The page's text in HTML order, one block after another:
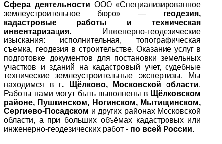
Сфера деятельности ООО «Специализированное
землеустроительное бюро» — геодезия,
кадастровые работы и техническая
инвентаризация. Инженерно-геодезические
изыскания: исполнительная, топографическая
съемка, геодезия в строительстве. Оказание услуг в
подготовке документов для постановки земельных
участков и зданий на кадастровый учет, судебные
технические землеустроительные экспертизы. Мы
находимся в г. Щёлково, Московской области.
Работы нами могут быть выполнены в Щёлковском
районе, Пушкинском, Ногинском, Мытищинском,
Сергиево-Посадском и других районах Московской
области, а при больших объёмах кадастровых или
инженерно-геодезических работ - по всей России.